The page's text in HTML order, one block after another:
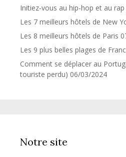
Initiez-vous au hip-hop et au rap
Les 7 meilleurs hôtels de New
Les 8 meilleurs hôtels de Paris
Les 9 plus belles plages de
Comment se déplacer au
touriste perdu) 06/03/2024
Notre site